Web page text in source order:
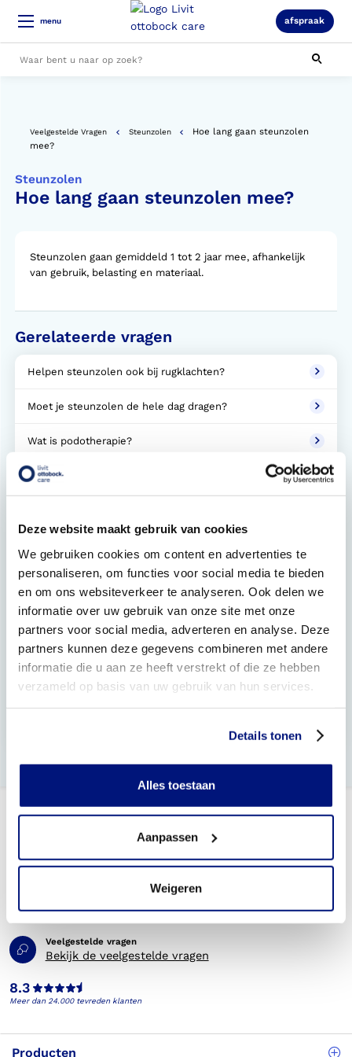
Deze website maakt gebruik van cookies
We gebruiken cookies om content en advertenties te
personaliseren, om functies voor social media te bieden
en om ons websiteverkeer te analyseren. Ook delen we
informatie over uw gebruik van onze site met onze
partners voor social media, adverteren en analyse. Deze
partners kunnen deze gegevens combineren met andere
informatie die u aan ze heeft verstrekt of die ze hebben
verzameld op basis van uw gebruik van hun services.
Details tonen
Alles toestaan
Aanpassen
Weigeren
menu afspraak
Veelgestelde Vragen Steunzolen
Hoe lang gaan steunzolen
mee?
Steunzolen
Hoe lang gaan steunzolen mee?
Steunzolen gaan gemiddeld 1 tot 2 jaar mee, afhankelijk
van gebruik, belasting en materiaal.
Gerelateerde vragen
Helpen steunzolen ook bij rugklachten?
Moet je steunzolen de hele dag dragen?
Wat is podotherapie?
Wat is een verwijsbrief?
orthopedische aanpassing aan een confectieschoen
Bij welke klachten helpen steunzolen?
Wat kosten steunzolen en worden ze vergoed?
Moet ik zelf de vergoeding voor de steunzolen via mijn
zorgverzekeraar regelen?
Wat moet ik meenemen bij een eerste afspraak?
Welke schoenen zijn geschikt voor steunzolen?
(088) 245 20 00
Veelgestelde vragen
Bekijk de veelgestelde vragen
8.3
Meer dan 24.000 tevreden klanten
Producten